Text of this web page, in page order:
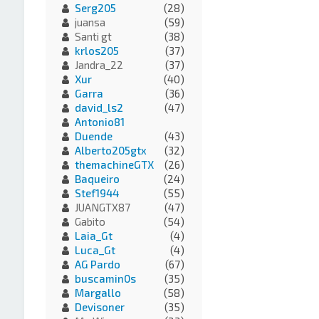
Serg205
(28)
juansa
(59)
Santi gt
(38)
krlos205
(37)
Jandra_22
(37)
Xur
(40)
Garra
(36)
david_ls2
(47)
Antonio81
Duende
(43)
Alberto205gtx
(32)
themachineGTX
(26)
Baqueiro
(24)
Stef1944
(55)
JUANGTX87
(47)
Gabito
(54)
Laia_Gt
(4)
Luca_Gt
(4)
AG Pardo
(67)
buscamin0s
(35)
Margallo
(58)
Devisoner
(35)